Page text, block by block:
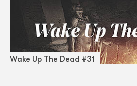
Wake Up The Dead #31